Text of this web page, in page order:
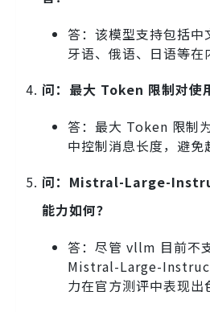
答：该模型支持包括
牙语、俄语、日语等在
问：最大 Token 限制对使
答：最大 Token 限制
中控制消息长度，避免
问：Mistral-Large-
能力如何？
答：尽管 vllm 目前不
Mistral-Large-
力在官方测评中表现出